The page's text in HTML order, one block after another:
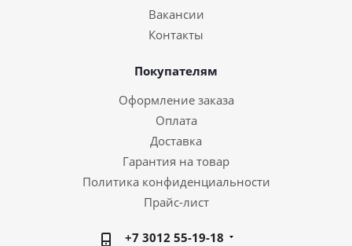
Вакансии
Контакты
Покупателям
Оформление заказа
Оплата
Доставка
Гарантия на товар
Политика конфиденциальности
Прайс-лист
+7 3012 55-19-18